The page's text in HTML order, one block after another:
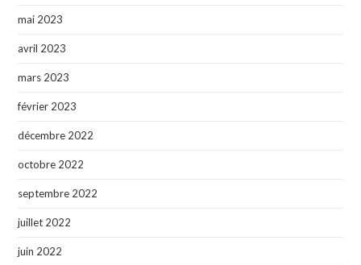
mai 2023
avril 2023
mars 2023
février 2023
décembre 2022
octobre 2022
septembre 2022
juillet 2022
juin 2022